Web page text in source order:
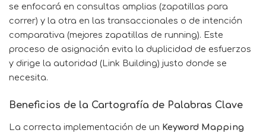
se enfocará en consultas amplias (zapatillas para
correr) y la otra en las transaccionales o de intención
comparativa (mejores zapatillas de running). Este
proceso de asignación evita la duplicidad de esfuerzos
y dirige la autoridad (Link Building) justo donde se
necesita.
Beneficios de la Cartografía de Palabras Clave
La correcta implementación de un Keyword Mapping